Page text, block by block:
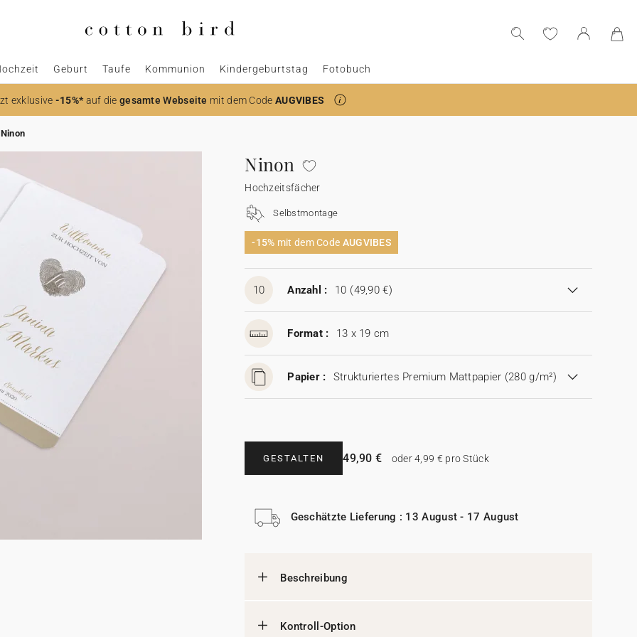
Geburt Taufe Kommunion Kindergeburtstag Fotobuch
exklusive -15%*auf die gesamte Webseite mit dem Code AUGVIBES
Ninon
Ninon
Hochzeitsfächer
Selbstmontage
-15% mit dem Code AUGVIBES
10 Anzahl : 10 (49,90 €)
Format : 13 x 19 cm
Papier : Strukturiertes Premium Mattpapier (280 g/m²)
GESTALTEN 49,90 € oder 4,99 € pro Stück
Geschätzte Lieferung : 13 August - 17 August
Beschreibung
Kontroll-Option